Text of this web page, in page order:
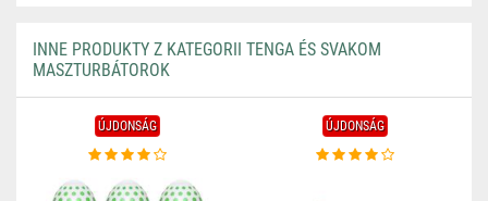
INNE PRODUKTY Z KATEGORII TENGA ÉS SVAKOM
MASZTURBÁTOROK
ÚJDONSÁG ÚJDONSÁG